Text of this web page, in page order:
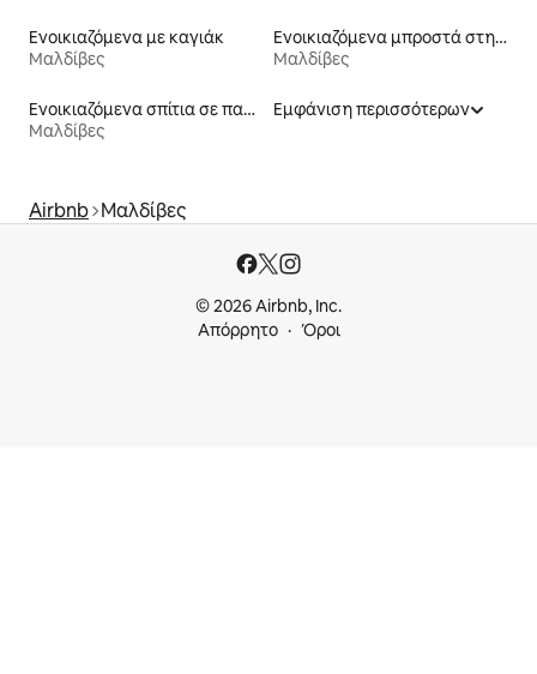
Ενοικιαζόμενα με καγιάκ
Μαλδίβες
Ενοικιαζόμενα μπροστά στη θάλασσα
Μαλδίβες
Ενοικιαζόμενα σπίτια σε παραλία
Μαλδίβες
Εμφάνιση περισσότερων
Airbnb Μαλδίβες
© 2026 Airbnb, Inc.
Απόρρητο
Όροι